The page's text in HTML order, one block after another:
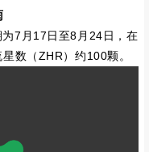
7月17日至8月24日，在
数（ZHR）约100颗。